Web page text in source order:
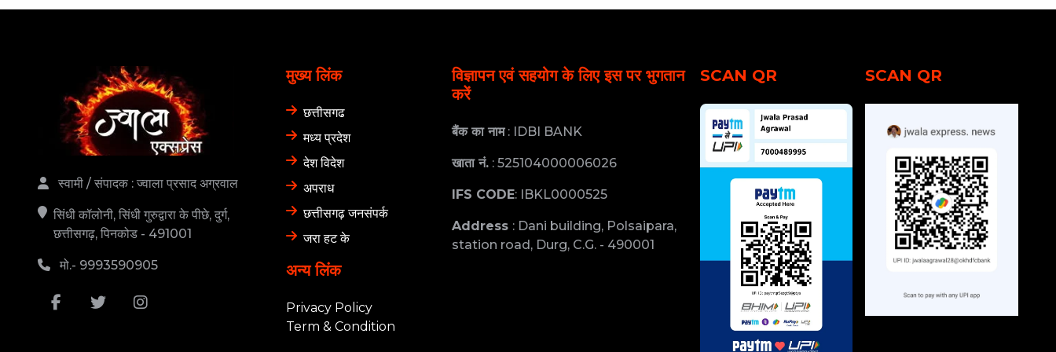
स्वामी / संपादक : ज्वाला प्रसाद अग्रवाल
सिंधी कॉलोनी, सिंधी गुरुद्वारा के पीछे, दुर्ग,
छत्तीसगढ़, पिनकोड - 491001
मो.- 9993590905
मुख्य लिंक
छत्तीसगढ
मध्य प्रदेश
देश विदेश
अपराध
छत्तीसगढ़ जनसंपर्क
जरा हट के
अन्य लिंक
Privacy Policy
Term & Condition
विज्ञापन एवं सहयोग के लिए इस पर भुगतान
करें
बैंक का नाम: IDBI BANK
खाता नं.: 525104000006026
IFS CODE: IBKL0000525
Address : Dani building, Polsaipara,
station road, Durg, C.G. - 490001
SCAN QR SCAN QR